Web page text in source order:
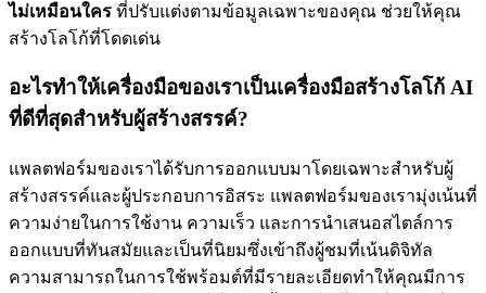
ไม่เหมือนใคร ที่ปรับแต่งตามข้อมูลเฉพาะของคุณ ช่วยให้คุณ
สร้างโลโก้ที่โดดเด่น
อะไรทำให้เครื่องมือของเราเป็นเครื่องมือสร้างโลโก้ AI
ที่ดีที่สุดสำหรับผู้สร้างสรรค์?
แพลตฟอร์มของเราได้รับการออกแบบมาโดยเฉพาะสำหรับผู้
สร้างสรรค์และผู้ประกอบการอิสระ แพลตฟอร์มของเรามุ่งเน้นที่
ความง่ายในการใช้งาน ความเร็ว และการนำเสนอสไตล์การ
ออกแบบที่ทันสมัยและเป็นที่นิยมซึ่งเข้าถึงผู้ชมที่เน้นดิจิทัล
ความสามารถในการใช้พร้อมต์ที่มีรายละเอียดทำให้คุณมีการ